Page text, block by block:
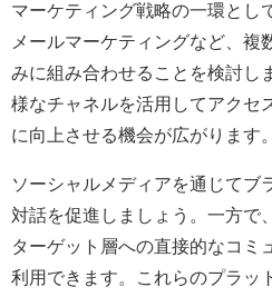
マーケティング戦略の一環とし
メールマーケティングなど、複
みに組み合わせることを検討し
様なチャネルを活用してアクセ
に向上させる機会が広がります。
ソーシャルメディアを通じてブ
対話を促進しましょう。一方で
ターゲット層への直接的なコミ
利用できます。これらのプラッ